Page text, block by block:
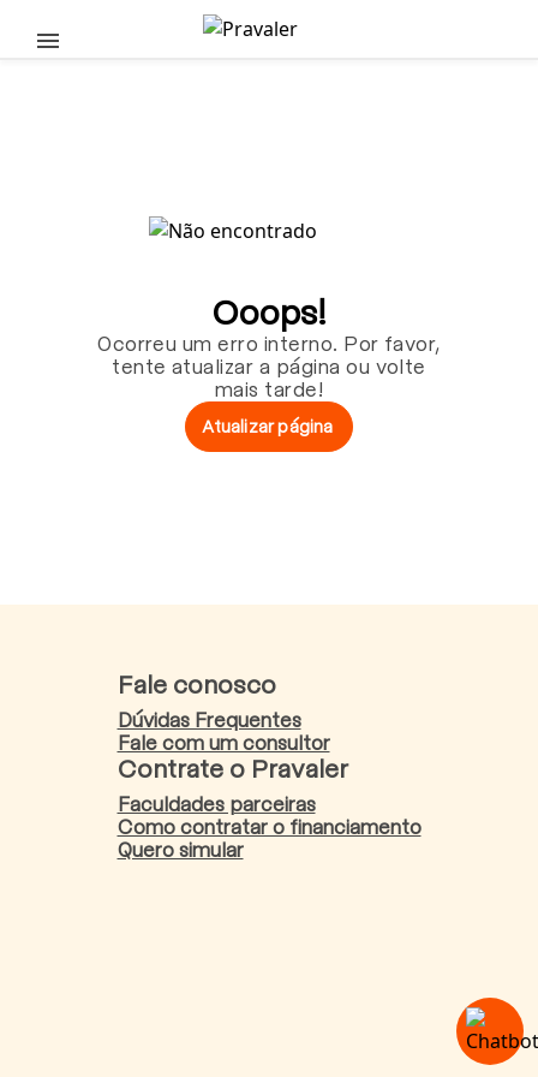
Pular para o conteúdo principal
Ooops!
Ocorreu um erro interno. Por favor,
tente atualizar a página ou volte
mais tarde!
Atualizar página
Fale conosco
Dúvidas Frequentes
Fale com um consultor
Contrate o Pravaler
Faculdades parceiras
Como contratar o financiamento
Quero simular